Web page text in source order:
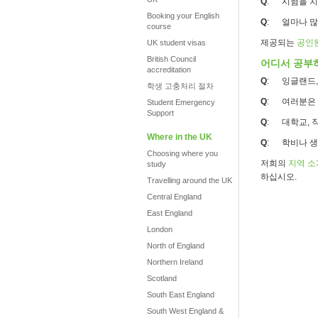
Booking your English
course
UK student visas
British Council
accreditation
학생 고충처리 절차
Student Emergency
Support
Where in the UK
Choosing where you
study
Travelling around the UK
Central England
East England
London
North of England
Northern Ireland
Scotland
South East England
South West England &
Q: 얼마나 많
제공되는 공인
어디서 공부
Q: 잉글랜드,
Q: 여러분은
Q: 대학교, 직
Q: 학비나 생
저희의 지역
하십시오.